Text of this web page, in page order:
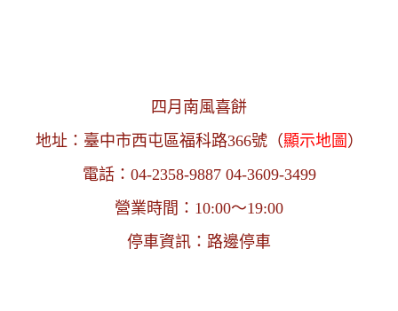
四月南風喜餅
地址：臺中市西屯區福科路366號（顯示地圖 ）
電話：04-2358-9887 04-3609-3499
營業時間：10:00～19:00
停車資訊：路邊停車